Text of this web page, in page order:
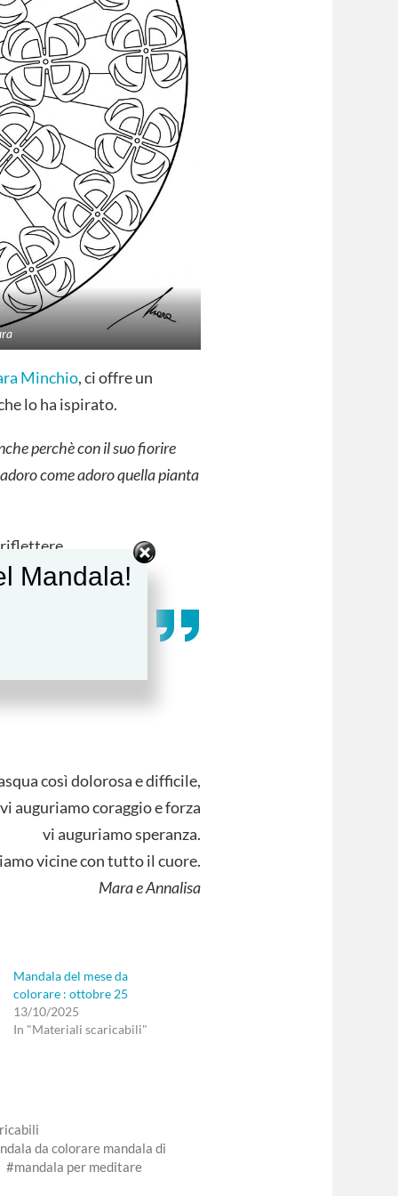
Minchio, ci offre un
lo ha ispirato.
perchè con il suo fiorire
come adoro quella pianta
così dolorosa e difficile,
vi auguriamo coraggio e forza
vi auguriamo speranza.
vicine con tutto il cuore.
Mara e Annalisa
Mandala del mese da
colorare : ottobre 25
13/10/2025
In "Materiali scaricabili"
da colorare mandala di
mandala per meditare
Mandala!